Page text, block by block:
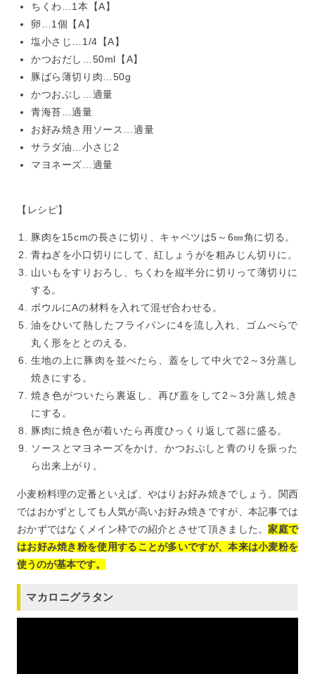
ちくわ…1本【A】
卵…1個【A】
塩小さじ…1/4【A】
かつおだし…50ml【A】
豚ばら薄切り肉…50g
かつおぶし…適量
青海苔…適量
お好み焼き用ソース…適量
サラダ油…小さじ2
マヨネーズ…適量
【レシピ】
豚肉を15cmの長さに切り、キャベツは5～6㎜角に切る。
青ねぎを小口切りにして、紅しょうがを粗みじん切りに。
山いもをすりおろし、ちくわを縦半分に切りって薄切りに
する。
ボウルにAの材料を入れて混ぜ合わせる。
油をひいて熱したフライパンに4を流し入れ、ゴムべらで
丸く形をととのえる。
生地の上に豚肉を並べたら、蓋をして中火で2～3分蒸し
焼きにする。
焼き色がついたら裏返し、再び蓋をして2～3分蒸し焼き
にする。
豚肉に焼き色が着いたら再度ひっくり返して器に盛る。
ソースとマヨネーズをかけ、かつおぶしと青のりを振った
ら出来上がり。
小麦粉料理の定番といえば、やはりお好み焼きでしょう。関西
ではおかずとしても人気が高いお好み焼きですが、本記事では
おかずではなくメイン枠での紹介とさせて頂きました。家庭で
はお好み焼き粉を使用することが多いですが、本来は小麦粉を
使うのが基本です。
マカロニグラタン